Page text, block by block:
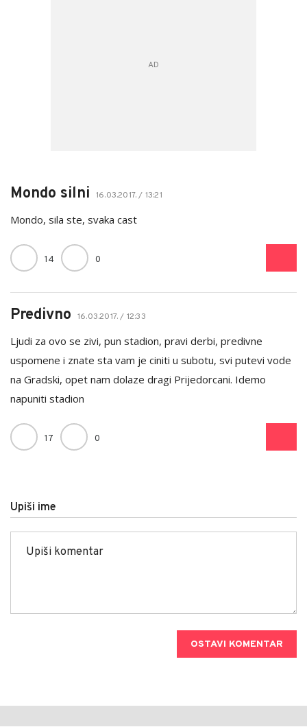
Mondo silni 16.03.2017. / 13:21
Mondo, sila ste, svaka cast
14 0
Predivno 16.03.2017. / 12:33
Ljudi za ovo se zivi, pun stadion, pravi derbi, predivne
uspomene i znate sta vam je ciniti u subotu, svi putevi vode
na Gradski, opet nam dolaze dragi Prijedorcani. Idemo
napuniti stadion
17 0
Upiši ime
OSTAVI KOMENTAR